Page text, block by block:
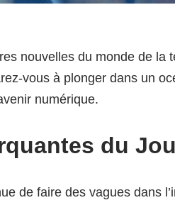
nouvelles du monde de la
vous à plonger dans un
numérique.
du
de faire des vagues dans